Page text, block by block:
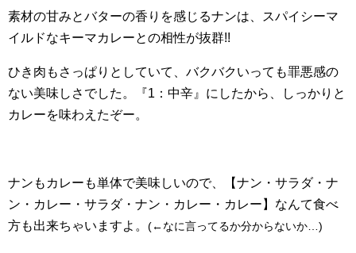
素材の甘みとバターの香りを感じるナンは、スパイシーマ
イルドなキーマカレーとの相性が抜群!!
ひき肉もさっぱりとしていて、バクバクいっても罪悪感の
ない美味しさでした。
『1：中辛』にしたから、しっかりと
カレーを味わえたぞー。
ナンもカレーも単体で美味しいので、【ナン・サラダ・ナ
ン・カレー・サラダ・ナン・カレー・カレー】なんて食べ
方も出来ちゃいますよ。 (←なに言ってるか分からないか…)